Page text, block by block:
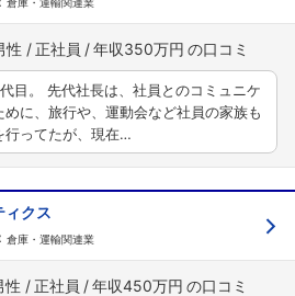
性 正社員 年収350万円
目。 先代社長は、社員とのコミュニケ
めに、旅行や、運動会など社員の家族も
行ってたが、現在…
ィクス
倉庫・運輸関連業
性 正社員 年収450万円